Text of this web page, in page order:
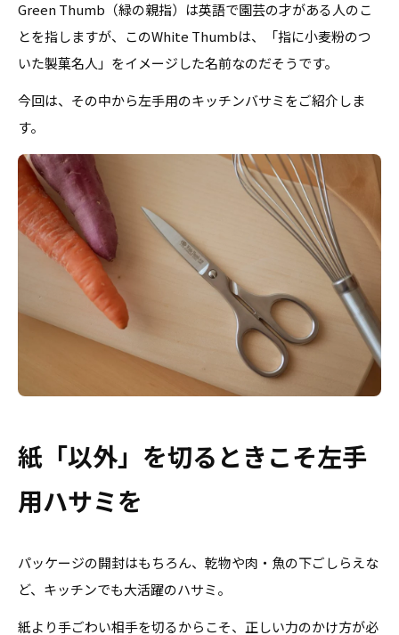
Green Thumb（緑の親指）は英語で園芸の才がある人のこ
とを指しますが、このWhite Thumbは、「指に小麦粉のつ
いた製菓名人」をイメージした名前なのだそうです。
今回は、その中から左手用のキッチンバサミをご紹介しま
す。
紙「以外」を切るときこそ左手
用ハサミを
パッケージの開封はもちろん、乾物や肉・魚の下ごしらえな
ど、キッチンでも大活躍のハサミ。
紙より手ごわい相手を切るからこそ、正しい力のかけ方が必